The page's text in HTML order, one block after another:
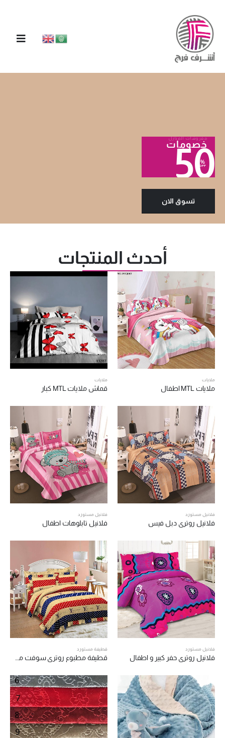
مفروشات المنازل
خصومات
50
%
OFF
تسوق الان
أحدث المنتجات
ملايات
ملايات MTL اطفال
ملايات
قماش ملايات MTL كبار
فلانيل مستورد
فلانيل روتري دبل فيس
فلانيل مستورد
فلانيل تابلوهات اطفال
فلانيل مستورد
فلانيل روتري حفر كبير و اطفال
قطيفة مستورد